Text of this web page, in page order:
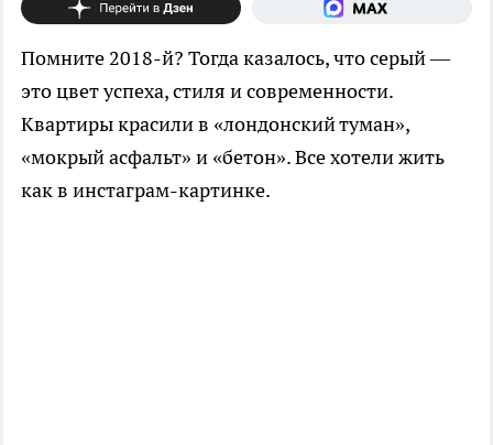
Помните 2018-й? Тогда казалось, что серый —
это цвет успеха, стиля и современности.
Квартиры красили в «лондонский туман»,
«мокрый асфальт» и «бетон». Все хотели жить
как в инстаграм-картинке.